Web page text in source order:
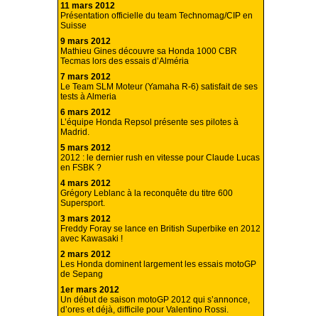
11 mars 2012
Présentation officielle du team Technomag/CIP en
Suisse
9 mars 2012
Mathieu Gines découvre sa Honda 1000 CBR
Tecmas lors des essais d’Alméria
7 mars 2012
Le Team SLM Moteur (Yamaha R-6) satisfait de ses
tests à Almeria
6 mars 2012
L’équipe Honda Repsol présente ses pilotes à
Madrid.
5 mars 2012
2012 : le dernier rush en vitesse pour Claude Lucas
en FSBK ?
4 mars 2012
Grégory Leblanc à la reconquête du titre 600
Supersport.
3 mars 2012
Freddy Foray se lance en British Superbike en 2012
avec Kawasaki !
2 mars 2012
Les Honda dominent largement les essais motoGP
de Sepang
1er mars 2012
Un début de saison motoGP 2012 qui s’annonce,
d’ores et déjà, difficile pour Valentino Rossi.